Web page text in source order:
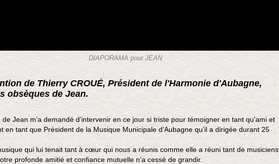
DIAPORAMA pour JEAN
de Thierry CROUÉ, Président de l'Harmonie d'Aubagne,
obsèques de Jean.
de Jean m’a demandé d’intervenir en ce jour si triste pour témoigner en tant qu’ami et
en tant que Président de la Musique Municipale d’Aubagne qu’il a dirigée durant 25
qui lui tenait tant à cœur qui nous a réunis comme elle a réuni tant de musiciens.
profonde amitié et confiance mutuelle n’a cessé de grandir.